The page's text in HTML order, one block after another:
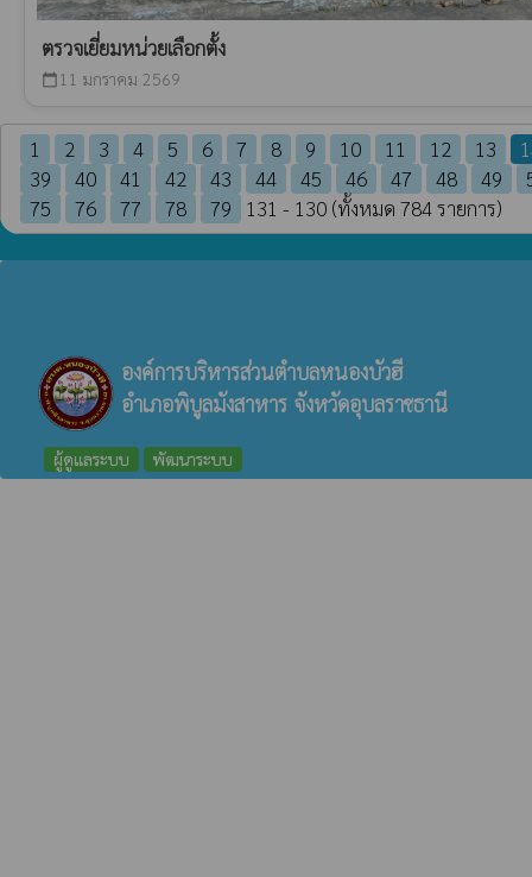
ตรวจเยี่ยมหน่วยเลือกตั้ง
calendar_today 11 มกราคม 2569
1 2 3 4 5 6 7 8 9 10 11 12 13
39
40 41 42 43 44 45 46 47 48 49
75
76 77 78 79 131 - 130 (ทั้งหมด 784 รายการ)
องค์การบริหารส่วนตำบลหนองบัวฮี
อำเภอพิบูลมังสาหาร จังหวัดอุบลราชธานี
ผู้ดูแลระบบ พัฒนาระบบ